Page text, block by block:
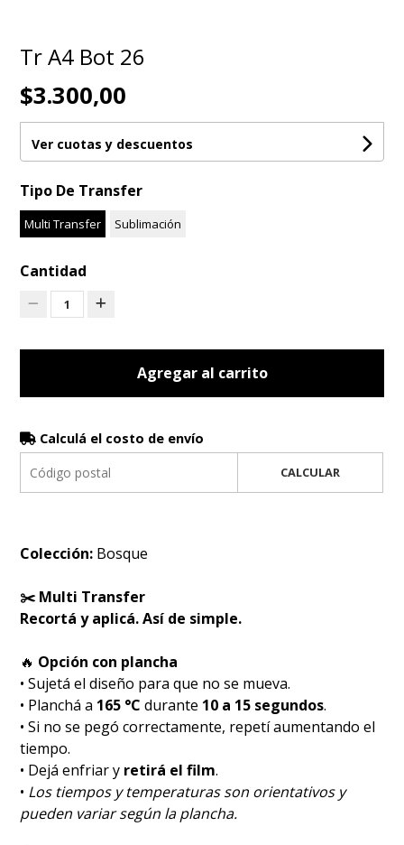
Tr A4 Bot 26
$3.300,00
Ver cuotas y descuentos
Tipo De Transfer
Multi Transfer Sublimación
Cantidad
1
Agregar al carrito
Calculá el costo de envío
CALCULAR
Colección: Bosque
✂️ Multi Transfer
Recortá y aplicá. Así de simple.
🔥 Opción con plancha
• Sujetá el diseño para que no se mueva.
• Planchá a 165 °C durante 10 a 15 segundos.
• Si no se pegó correctamente, repetí aumentando el
tiempo.
• Dejá enfriar y retirá el film.
• Los tiempos y temperaturas son orientativos y
pueden variar según la plancha.